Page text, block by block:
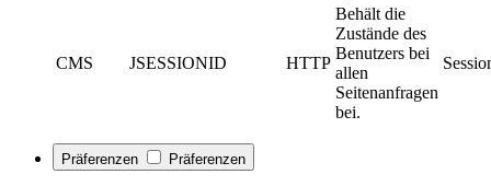
CMS JSESSIONID HTTP
Behält die
Zustände des
Benutzers bei
allen
Seitenanfragen
bei.
Präferenzen Präferenzen